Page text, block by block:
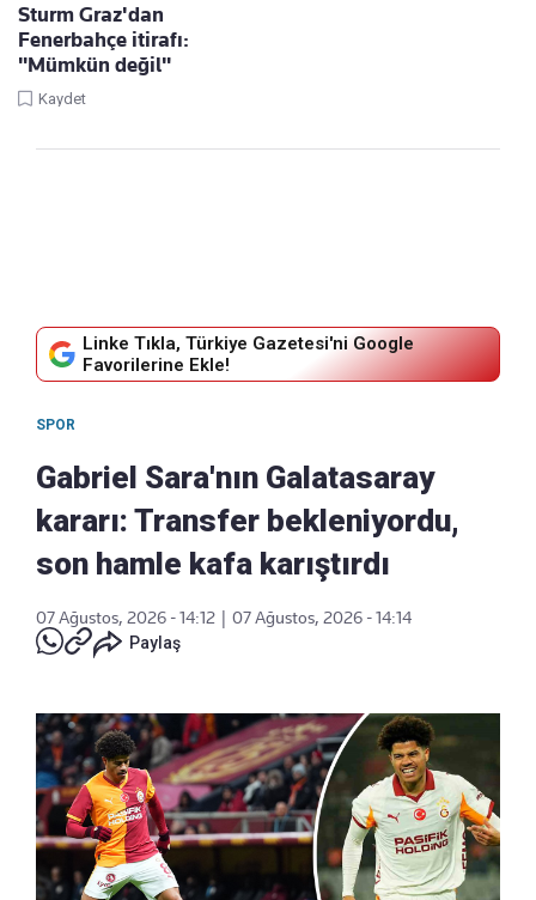
Sturm Graz'dan
Fenerbahçe itirafı:
"Mümkün değil"
Kaydet
Linke Tıkla, Türkiye Gazetesi'ni Google
Favorilerine Ekle!
SPOR
Gabriel Sara'nın Galatasaray
kararı: Transfer bekleniyordu,
son hamle kafa karıştırdı
07 Ağustos, 2026 - 14:12
07 Ağustos, 2026 - 14:14
Paylaş